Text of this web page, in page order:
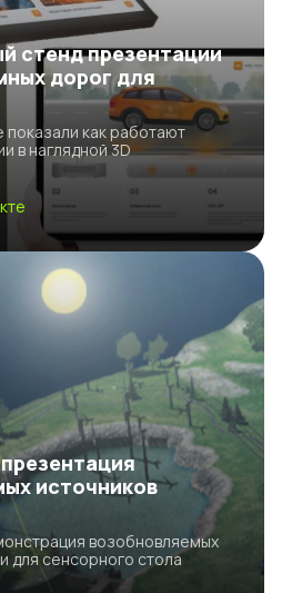
стенд презентации
дорог для
как работают
в наглядной 3D
источников
возобновляемых
для сенсорного стола